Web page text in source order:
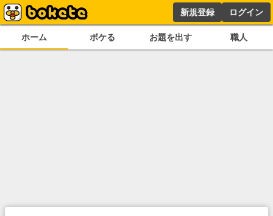
新規登録 ログイン
ホーム ボケる お題を出す 職人